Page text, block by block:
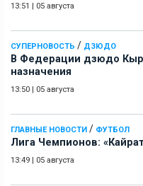
13:51 | 05 августа
СУПЕРНОВОСТЬ / ДЗЮДО
В Федерации дзюдо
назначения
13:50 | 05 августа
ГЛАВНЫЕ НОВОСТИ / ФУТБОЛ
Лига Чемпионов:
13:49 | 05 августа